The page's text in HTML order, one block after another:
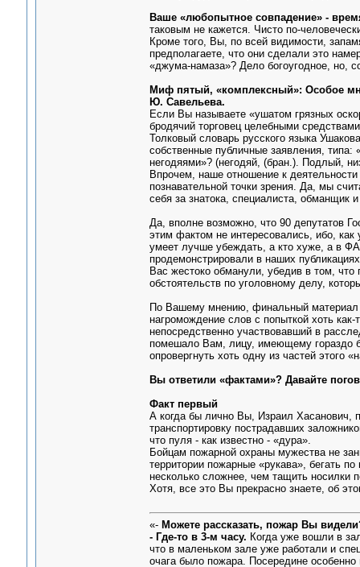
Ваше «любопытное совпадение» -
таковым не кажется. Чисто по-
Кроме того, Вы, по всей видимости,
предполагаете, что они сделали это
«джума-намаза»? Дело богоугодное, но,
Миф пятый, «комплексный»: Особое
Ю. Савельева.
Если Вы называете «ушатом грязных
бродячий торговец целебными
Толковый словарь русского языка
собственные публичные заявления,
негодяями»? (негодяй, (бран.). Подлый,
Впрочем, наше отношение к
познавательной точки зрения. Да, мы
себя за знатока, специалиста, обманщик
Да, вполне возможно, что 90 депутатов
этим фактом не интересовались, ибо,
умеет лучше убеждать, а кто хуже, а в
продемонстрировали в наших
Вас жестоко обманули, убедив в том, что
обстоятельств по уголовному делу,
По Вашему мнению, финальный
нагромождение слов с попыткой хоть
непосредственно участвовавший в
помешало Вам, лицу, имеющему гораздо
опровергнуть хоть одну из частей этого
Вы ответили «фактами»? Давайте
Факт первый
А когда бы лично Вы, Израил Хасанович,
транспортировку пострадавших
что пуля - как известно - «дура».
Бойцам пожарной охраны мужества не
территории пожарные «рукава», бегать
несколько сложнее, чем тащить носилки
Хотя, все это Вы прекрасно знаете, об
«- Можете рассказать, пожар Вы
- Где-то в 3-м часу. Когда уже вошли в
что в маленьком зале уже работали и
очага было пожара. Посередине